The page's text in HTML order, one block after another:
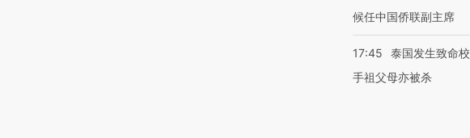
候任中国侨联副主席
17:45
泰国发生致命
手祖父母亦被杀